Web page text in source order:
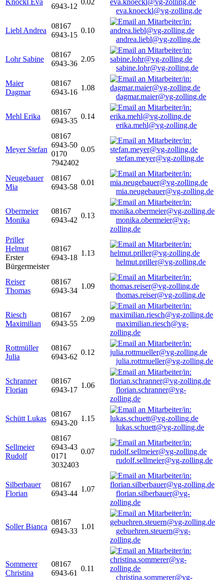
Knöckl Eva
6943-12
0.02
eva.knoeckl@vg-zolling.de
Liebl Andrea
08167
6943-15
0.10
andrea.liebl@vg-zolling.de
Lohr Sabine
08167
6943-36
2.05
sabine.lohr@vg-zolling.de
Maier
Dagmar
08167
6943-16
1.08
dagmar.maier@vg-zolling.de
Mehl Erika
08167
6943-35
0.14
erika.mehl@vg-zolling.de
Meyer Stefan
08167
6943-50
0170
7942402
0.05
stefan.meyer@vg-zolling.de
Neugebauer
Mia
08167
6943-58
0.01
mia.neugebauer@vg-zolling.de
Obermeier
Monika
08167
6943-42
0.13
monika.obermeier@vg-
zolling.de
Priller
Helmut
Erster
Bürgermeister
08167
6943-18
1.13
helmut.priller@vg-zolling.de
Reiser
Thomas
08167
6943-34
1.09
thomas.reiser@vg-zolling.de
Riesch
Maximilian
08167
6943-55
2.09
maximilian.riesch@vg-
zolling.de
Rottmüller
Julia
08167
6943-62
0.12
julia.rottmueller@vg-zolling.de
Schranner
Florian
08167
6943-17
1.06
florian.schranner@vg-
zolling.de
Schütt Lukas
08167
6943-20
1.15
lukas.schuett@vg-zolling.de
Sellmeier
Rudolf
08167
6943-43
0171
3032403
0.07
rudolf.sellmeier@vg-zolling.de
Silberbauer
Florian
08167
6943-44
1.07
florian.silberbauer@vg-
zolling.de
Soller Bianca
08167
6943-33
1.01
gebuehren.steuern@vg-
zolling.de
Sommerer
Christina
08167
6943-61
0.11
christina.sommerer@vg-